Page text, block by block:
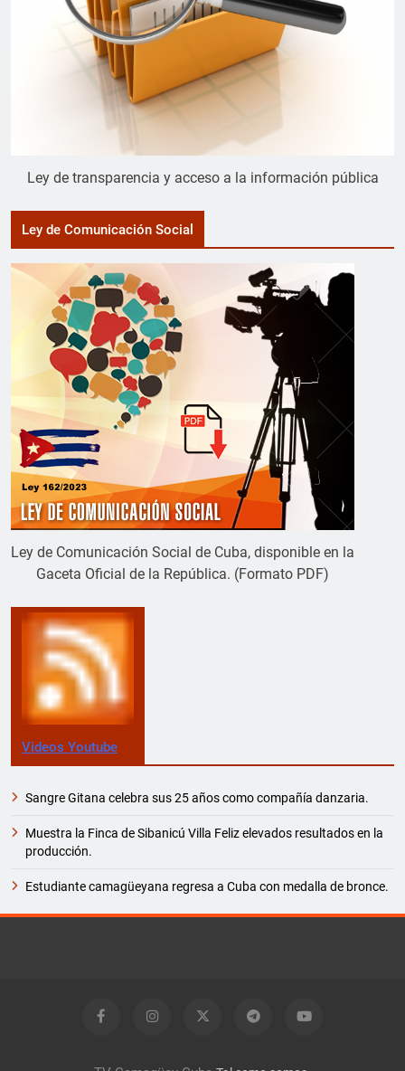
Ley de transparencia y acceso a la información pública
Ley de Comunicación Social
Ley de Comunicación Social de Cuba, disponible en la
Gaceta Oficial de la República. (Formato PDF)
Videos Youtube
Sangre Gitana celebra sus 25 años como compañía danzaria.
Muestra la Finca de Sibanicú Villa Feliz elevados resultados en la
producción.
Estudiante camagüeyana regresa a Cuba con medalla de bronce.